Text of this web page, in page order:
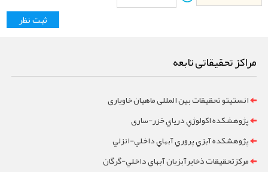
مراکز تحقیقاتی تابعه
انستیتو تحقیقات بین المللی ماهیان خاویاری
پژوهشکده اکولوژي درياي خزر-ساری
پژوهشکده آبزي پروري آبهاي داخلي-انزلي
مرکزتحقيقات ذخايرآبزيان آبهاي داخلي-گرگان